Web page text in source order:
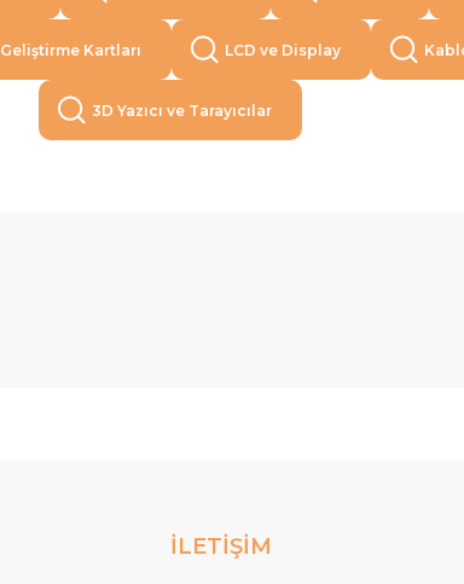
Geliştirme Kartları LCD ve Display
3D Yazıcı ve Tarayıcılar
İLETİŞİM